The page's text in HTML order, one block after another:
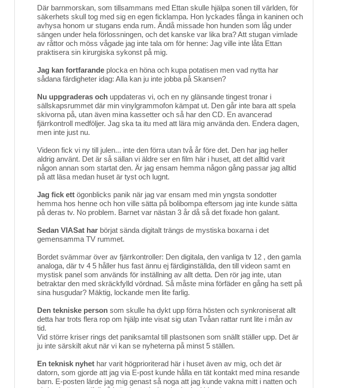
Där barnmorskan, som tillsammans med Ettan skulle hjälpa sonen till världen, för
säkerhets skull tog med sig en egen ficklampa. Hon lyckades fånga in kaninen och
avhysa honom ur stugans enda rum. Ändå missade hon hunden som låg under
sängen under hela förlossningen, och det kanske var lika bra? Att stugan vimlade
av råttor och möss vågade jag inte tala om för henne: Jag ville inte låta Ettan
praktisera sin kirurgiska sykonst på mig.
Jag kan fortfarande plocka en höna och kupa potatisen men vad nytta har
sådana färdigheter idag: Alla kan ju inte jobba på Skansen?
Nu uppgraderas och uppdateras vi, och en ny glänsande tingest tronar i
sällskapsrummet där min vinylgrammofon kämpat ut. Den går inte bara att spela
skivorna på, utan även mina kassetter och så har den CD. En avancerad
fjärrkontroll medföljer. Jag ska ta itu med att lära mig använda den. Endera dagen,
men inte just nu.
Videon fick vi ny till julen... inte den förra utan två år före det. Den har jag heller
aldrig använt. Det är så sällan vi äldre ser en film här i huset, att det alltid varit
någon annan som startat den. Är jag ensam hemma någon gång passar jag alltid
på att läsa medan huset är tyst och lugnt.
Jag fick ett ögonblicks panik när jag var ensam med min yngsta sondotter
hemma hos henne och hon ville sätta på bolibompa eftersom jag inte kunde sätta
på deras tv. No problem. Barnet var nästan 3 år då så det fixade hon galant.
Sedan VIASat har börjat sända digitalt trängs de mystiska boxarna i det
gemensamma TV rummet.
Bordet svämmar över av fjärrkontroller: Den digitala, den vanliga tv 12 , den gamla
analoga, där tv 4 5 håller hus fast ännu ej färdiginställda, den till videon samt en
mystisk panel som används för inställning av allt detta. Den rör jag inte, utan
betraktar den med skräckfylld vördnad. Så måste mina förfäder en gång ha sett på
sina husgudar? Mäktig, lockande men lite farlig.
Den tekniske person som skulle ha dykt upp förra hösten och synkroniserat allt
detta har trots flera rop om hjälp inte visat sig utan Tvåan rattar runt lite i mån av
tid.
Vid större kriser rings det paniksamtal till plastsonen som snällt ställer upp. Det är
ju inte särskilt akut när vi kan se nyheterna på minst 5 ställen.
En teknisk nyhet har varit högprioriterad här i huset även av mig, och det är
datorn, som gjorde att jag via E-post kunde hålla en tät kontakt med mina resande
barn. E-posten lärde jag mig genast så noga att jag kunde vakna mitt i natten och